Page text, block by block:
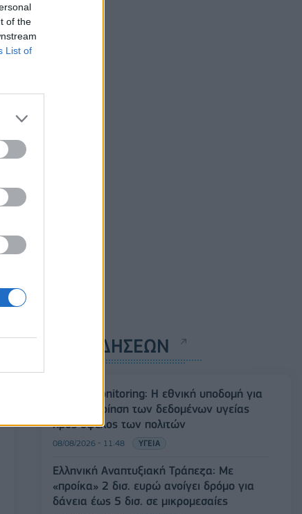
of the
List of
ΡΟΗ ΕΙΔΗΣΕΩΝ
Health Monitoring: Η εθνική υποδομή για
την αξιοποίηση των δεδομένων υγείας
προς όφελος των πολιτών
08/08/2026 - 11:48 ΥΓΕΙΑ
Ελληνική Αναπτυξιακή Τράπεζα: Με
«προίκα» 2 δισ. ευρώ ανοίγει δρόμο για
δάνεια έως 5 δισ. σε μικρομεσαίες